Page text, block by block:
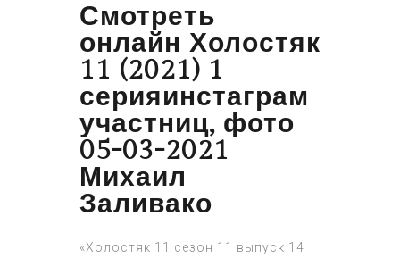
Смотреть
онлайн Холостяк
11 (2021) 1
серияинстаграм
участниц, фото
05-03-2021
Михаил
Заливако
«Холостяк 11 сезон 11 выпуск 14